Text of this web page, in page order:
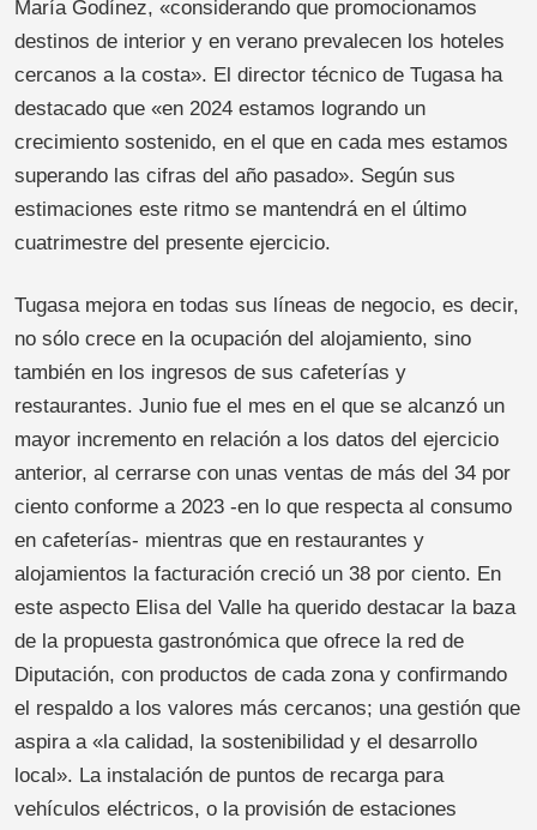
María Godínez, «considerando que promocionamos
destinos de interior y en verano prevalecen los hoteles
cercanos a la costa». El director técnico de Tugasa ha
destacado que «en 2024 estamos logrando un
crecimiento sostenido, en el que en cada mes estamos
superando las cifras del año pasado». Según sus
estimaciones este ritmo se mantendrá en el último
cuatrimestre del presente ejercicio.
Tugasa mejora en todas sus líneas de negocio, es decir,
no sólo crece en la ocupación del alojamiento, sino
también en los ingresos de sus cafeterías y
restaurantes. Junio fue el mes en el que se alcanzó un
mayor incremento en relación a los datos del ejercicio
anterior, al cerrarse con unas ventas de más del 34 por
ciento conforme a 2023 -en lo que respecta al consumo
en cafeterías- mientras que en restaurantes y
alojamientos la facturación creció un 38 por ciento. En
este aspecto Elisa del Valle ha querido destacar la baza
de la propuesta gastronómica que ofrece la red de
Diputación, con productos de cada zona y confirmando
el respaldo a los valores más cercanos; una gestión que
aspira a «la calidad, la sostenibilidad y el desarrollo
local». La instalación de puntos de recarga para
vehículos eléctricos, o la provisión de estaciones